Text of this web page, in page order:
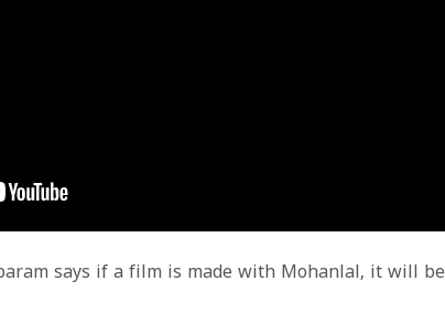
says if a film is made with Mohanlal, it will be